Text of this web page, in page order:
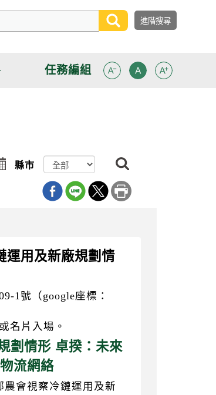
任務編組
選
擇
縣市
尋
運用及新廠規劃情
1號（google座標：
名片入場。
劃情形 卓揆：未來
流網絡
會視察冷鏈運用及新